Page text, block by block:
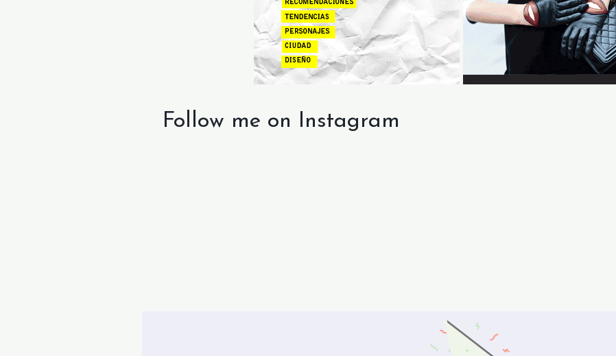
Follow me on Instagram